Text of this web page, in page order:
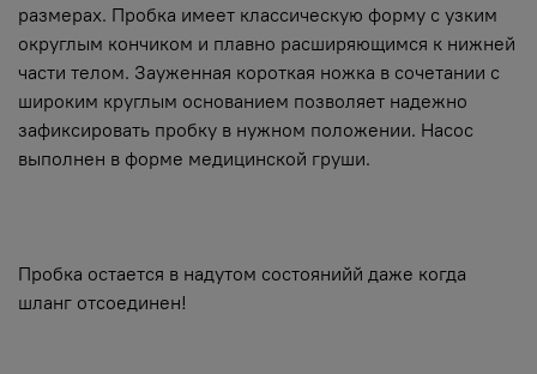
размерах. Пробка имеет классическую форму с узким
округлым кончиком и плавно расширяющимся к нижней
части телом. Зауженная короткая ножка в сочетании с
широким круглым основанием позволяет надежно
зафиксировать пробку в нужном положении. Насос
выполнен в форме медицинской груши.
Пробка остается в надутом состоянийй даже когда
шланг отсоединен!